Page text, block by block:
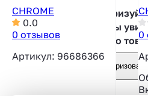
CHROME
0.0
0 отзывов
Артикул: 96686366
чтобы
фото
0